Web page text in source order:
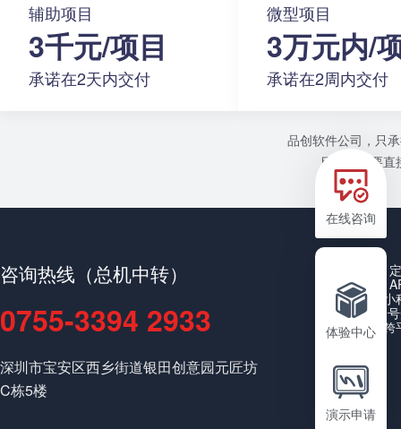
在线咨询
体验中心
演示申请
辅助项目
3千元/项目
承诺在2天内交付
微型项目
3万元内/
承诺在2周内交付
品创软件公司，只
目或者需要
咨询热线（总机中转）
0755-3394 2933
深圳市宝安区西乡街道银田创意园元匠坊
C栋5楼
公众